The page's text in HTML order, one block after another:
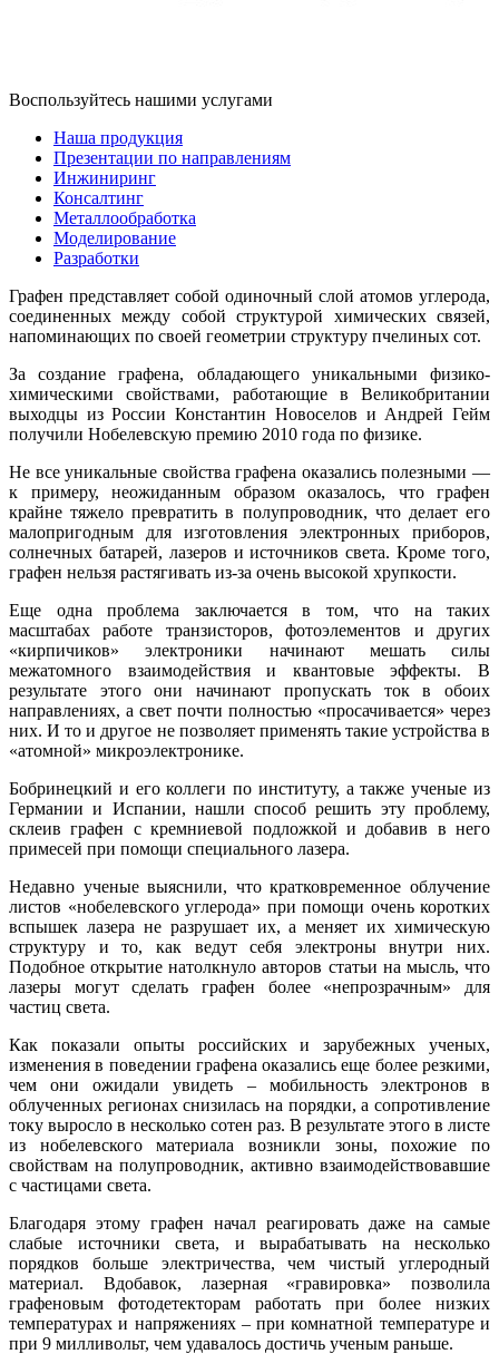
Воспользуйтесь нашими услугами
Наша продукция
Презентации по направлениям
Инжиниринг
Консалтинг
Металлообработка
Моделирование
Разработки
Графен представляет собой одиночный слой атомов углерода,
соединенных между собой структурой химических связей,
напоминающих по своей геометрии структуру пчелиных сот.
За создание графена, обладающего уникальными физико-
химическими свойствами, работающие в Великобритании
выходцы из России Константин Новоселов и Андрей Гейм
получили Нобелевскую премию 2010 года по физике.
Не все уникальные свойства графена оказались полезными —
к примеру, неожиданным образом оказалось, что графен
крайне тяжело превратить в полупроводник, что делает его
малопригодным для изготовления электронных приборов,
солнечных батарей, лазеров и источников света. Кроме того,
графен нельзя растягивать из-за очень высокой хрупкости.
Еще одна проблема заключается в том, что на таких
масштабах работе транзисторов, фотоэлементов и других
«кирпичиков» электроники начинают мешать силы
межатомного взаимодействия и квантовые эффекты. В
результате этого они начинают пропускать ток в обоих
направлениях, а свет почти полностью «просачивается» через
них. И то и другое не позволяет применять такие устройства в
«атомной» микроэлектронике.
Бобринецкий и его коллеги по институту, а также ученые из
Германии и Испании, нашли способ решить эту проблему,
склеив графен с кремниевой подложкой и добавив в него
примесей при помощи специального лазера.
Недавно ученые выяснили, что кратковременное облучение
листов «нобелевского углерода» при помощи очень коротких
вспышек лазера не разрушает их, а меняет их химическую
структуру и то, как ведут себя электроны внутри них.
Подобное открытие натолкнуло авторов статьи на мысль, что
лазеры могут сделать графен более «непрозрачным» для
частиц света.
Как показали опыты российских и зарубежных ученых,
изменения в поведении графена оказались еще более резкими,
чем они ожидали увидеть – мобильность электронов в
облученных регионах снизилась на порядки, а сопротивление
току выросло в несколько сотен раз. В результате этого в листе
из нобелевского материала возникли зоны, похожие по
свойствам на полупроводник, активно взаимодействовавшие
с частицами света.
Благодаря этому графен начал реагировать даже на самые
слабые источники света, и вырабатывать на несколько
порядков больше электричества, чем чистый углеродный
материал. Вдобавок, лазерная «гравировка» позволила
графеновым фотодетекторам работать при более низких
температурах и напряжениях – при комнатной температуре и
при 9 милливольт, чем удавалось достичь ученым раньше.